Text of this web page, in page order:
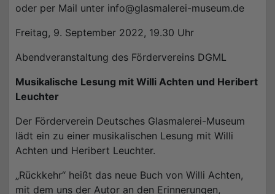
oder per Mail unter info@glasmalerei-museum.de
Freitag, 9. September 2022, 19.30 Uhr
Abendveranstaltung des Fördervereins DGML
Musikalische Lesung mit Willi Achten und Heribert
Leuchter
Der Förderverein Deutsches Glasmalerei-Museum
lädt ein zu einer musikalischen Lesung mit Willi
Achten und Heribert Leuchter.
„Rückkehr“ heißt das neue Buch von Willi Achten,
mit dem uns der Autor an den Erinnerungen,